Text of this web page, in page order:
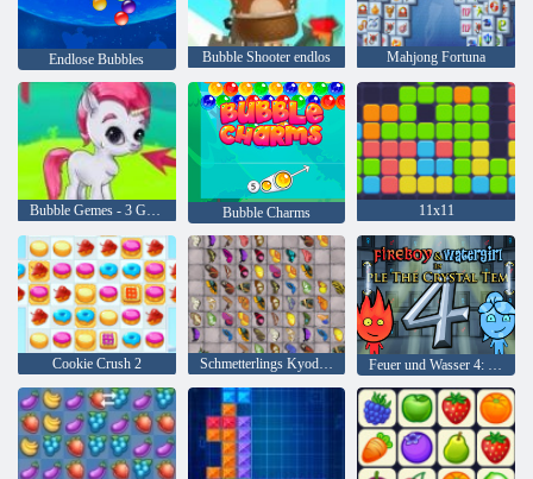
Endlose Bubbles Bubble Shooter endlos Mahjong Fortuna
Bubble Gemes - 3 Gewinnt Bubble Charms 11x11
Cookie Crush 2 Schmetterlings Kyodai HD Feuer und Wasser 4: Kristalltempel